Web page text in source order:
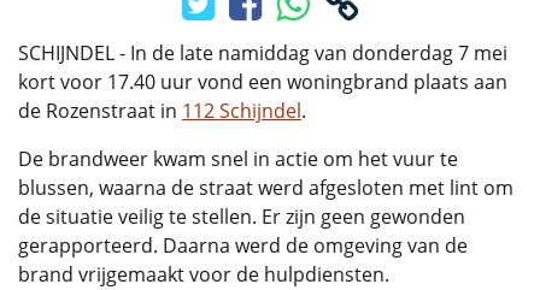
SCHIJNDEL - In de late namiddag van donderdag 7 mei
kort voor 17.40 uur vond een woningbrand plaats aan
de Rozenstraat in 112 Schijndel.
De brandweer kwam snel in actie om het vuur te
blussen, waarna de straat werd afgesloten met lint om
de situatie veilig te stellen. Er zijn geen gewonden
gerapporteerd. Daarna werd de omgeving van de
brand vrijgemaakt voor de hulpdiensten.